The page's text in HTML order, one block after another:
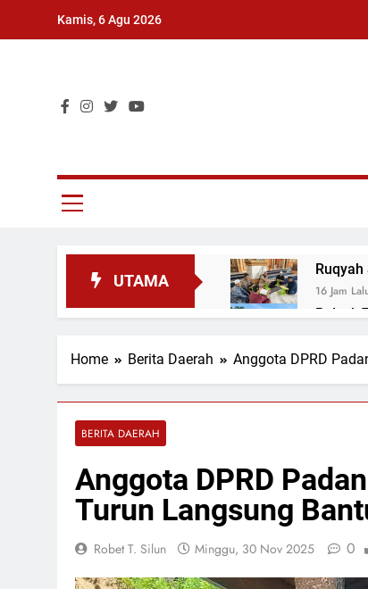
Kamis, 6 Agu 2026
UTAMA
16 Jam
Polsek
Razia
16 Jam
Perkuat
16 Jam
Home Berita Daerah Anggota DPRD
BERITA DAERAH
Anggota DPRD
Turun Langsung
Robet T. Silun Minggu, 30 Nov 2025 0